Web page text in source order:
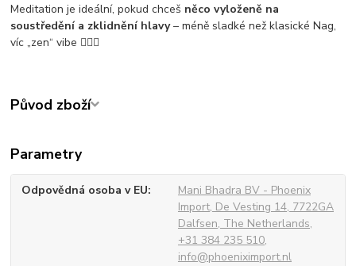
Meditation je ideální, pokud chceš něco vyloženě na
soustředění a zklidnění hlavy– méně sladké než klasické Nag,
víc „zen“ vibe 🧘‍♂️✨
Původ zboží
Parametry
Odpovědná osoba v EU
Mani Bhadra BV - Phoenix
Import, De Vesting 14, 7722GA
Dalfsen, The Netherlands,
+31 384 235 510,
info@phoeniximport.nl